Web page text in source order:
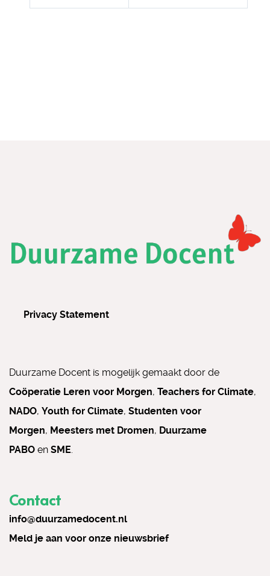
Privacy Statement
Duurzame Docent is mogelijk gemaakt door de
Coöperatie Leren voor Morgen, Teachers for Climate,
NADO, Youth for Climate, Studenten voor
Morgen, Meesters met Dromen, Duurzame
PABO en SME.
Contact
info@duurzamedocent.nl
Meld je aan voor onze nieuwsbrief